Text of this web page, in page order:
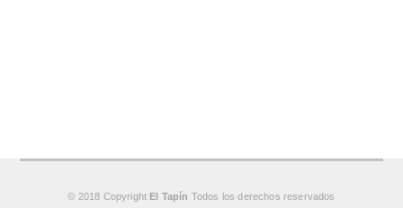
© 2018 Copyright El Tapín Todos los derechos reservados